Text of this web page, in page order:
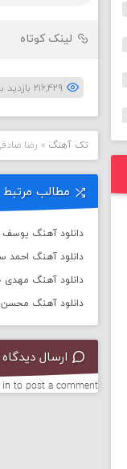
لینک کوتاه
۲۱۶,۴۲۹ بازدید بار
تک آهنگ » رضا
مطالب مرتبط
دانلود آهنگ یوسف
دانلود آهنگ احمد
دانلود آهنگ مهدی
دانلود آهنگ
ارسال
to post a comment.